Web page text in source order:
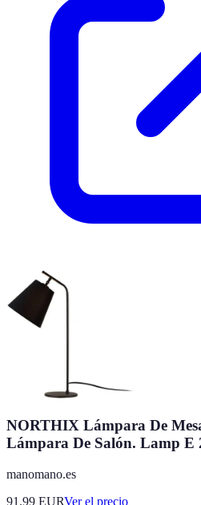
NORTHIX Lámpara De
Lámpara De Salón. Lamp E
manomano.es
91.99 EURVer el precio